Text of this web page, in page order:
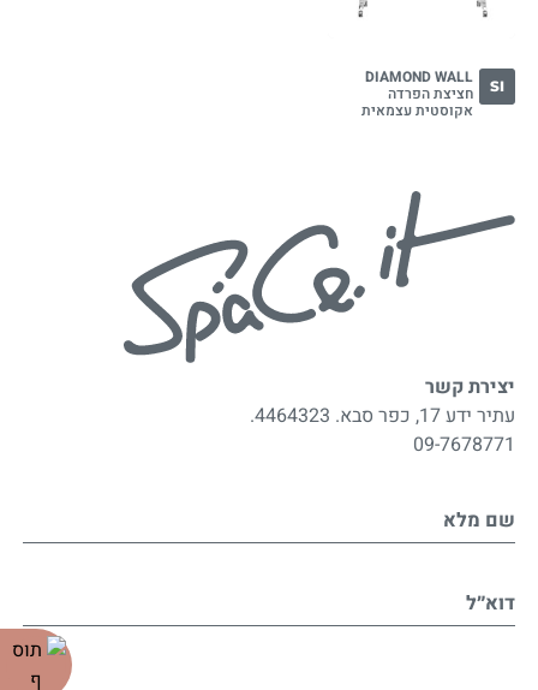
SI
DIAMOND WALL
חציצת הפרדה
אקוסטית עצמאית
יצירת קשר
עתיר ידע 17, כפר סבא. 4464323.
09-7678771
שם מלא
דוא״ל